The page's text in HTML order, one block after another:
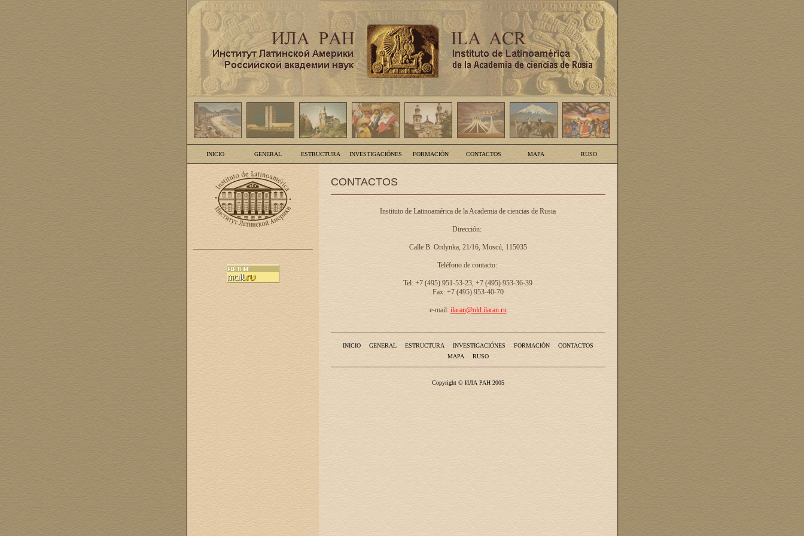
INICIO GENERAL ESTRUCTURA INVESTIGACIÓNES FORMACIÓN CONTACTOS MAPA RUSO
CONTACTOS
Instituto de Latinoamérica de la Academia de ciencias de Rusia
Dirección:
Calle B. Ordynka, 21/16, Moscú, 115035
Teléfono de contacto:
Tel: +7 (495) 951-53-23, +7 (495) 953-36-39
Fax: +7 (495) 953-40-70
e-mail: ilaran@old.ilaran.ru
INICIO GENERAL ESTRUCTURA INVESTIGACIÓNES FORMACIÓN
CONTACTOS
MAPA
RUSO
Copyright © ИЛА РАН 2005